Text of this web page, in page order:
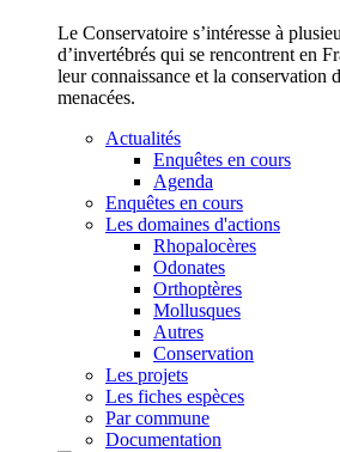
Le Conservatoire s’intéresse à
d’invertébrés qui se rencontrent en
leur connaissance et la conservation
menacées.
Actualités
Enquêtes en cours
Agenda
Enquêtes en cours
Les domaines d'actions
Rhopalocères
Odonates
Orthoptères
Mollusques
Autres
Conservation
Les projets
Les fiches espèces
Par commune
Documentation